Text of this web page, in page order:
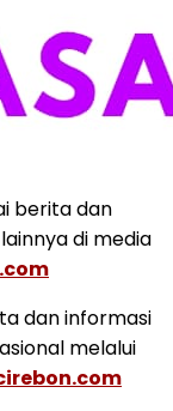
berita dan
di media
dan informasi
melalui